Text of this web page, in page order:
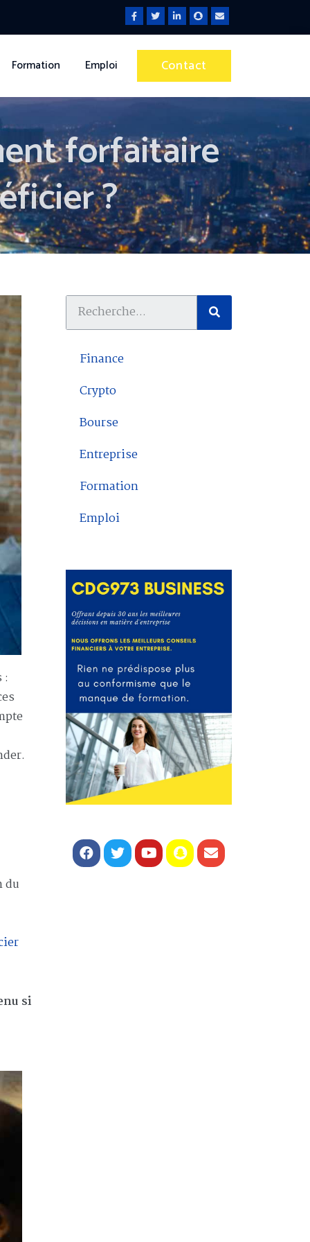
Formation Emploi Contact
forfaitaire
?
:
du
si
Finance
Crypto
Bourse
Entreprise
Formation
Emploi